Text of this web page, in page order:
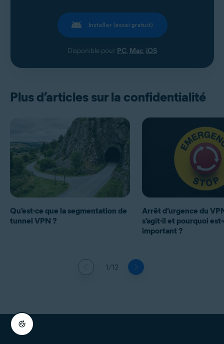
Installer (essai gratuit)
Disponible pour PC, Mac, iOS
Plus d’articles sur la confidentialité
1/12
Qu’est-ce que la segmentation de
tunnel VPN ?
Arrêt d’urgence du
s’agit-il et pourquoi
important ?